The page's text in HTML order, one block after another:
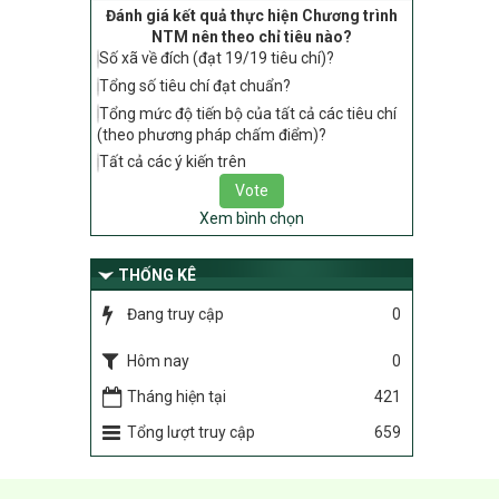
tiêu chí, điều kiện thuộc Bộ tiêu chí quốc
gia về nông thôn mới giai đoạn 2026 –
2030 thuộc phạm vi quản lý nhà nước
của Bộ Nông nghiệp và Môi trường
417/QĐ-BNNMT
Phê duyệt Chương trình mục tiêu quốc
gia xây dựng nông thôn mới, giảm nghèo
bền vững và phát triển kinh tế – xã hội
vùng đồng bào dân tộc thiểu số và miền
núi giai đoạn 2026-2035, giai đoạn I: Từ
năm 2026 đến năm 2030
Nghị quyết số 08/2026/NQ-HĐND
Quy định nguyên tắc, tiêu chí, định mức
Chương trình mục tiêu quốc gia xây dựng
nông thôn mới, giảm nghèo bền vững và
phát triển kinh tế – xã hội vùng đồng bào
2026 – 2030 trên địa bàn tỉnh Nghệ An
Đánh giá kết quả thực hiện Chương trình
NTM nên theo chỉ tiêu nào?
Số xã về đích (đạt 19/19 tiêu chí)?
Tổng số tiêu chí đạt chuẩn?
Tổng mức độ tiến bộ của tất cả các tiêu chí
(theo phương pháp chấm điểm)?
Tất cả các ý kiến trên
Xem bình chọn
THỐNG KÊ
Đang truy cập 0
Hôm nay
0
Tháng hiện tại
421
Tổng lượt truy cập
659